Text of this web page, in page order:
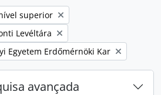
superior
Levéltára
Egyetem Erdőmérnöki Kar
avançada